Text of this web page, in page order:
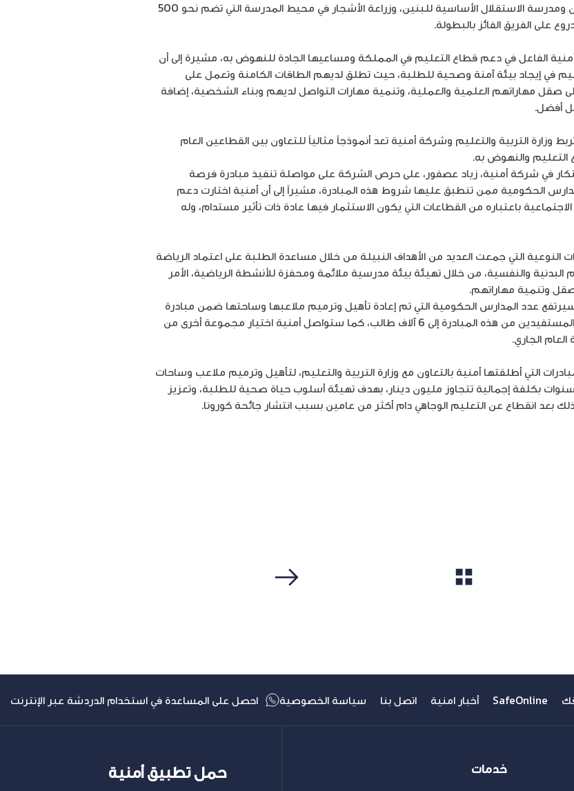
مصغرة بين معلمي مدرسة لِب الثانوية للبنين ومدرسة الاستقلال الأساسية للبنين، وزراعة الأشجار في محيط المدرسة التي تضم نحو 500
الفاعل في دعم قطاع التعليم في المملكة ومساعيها الجادة للنهوض به، مشيرة إلى أن
في إيجاد بيئة آمنة وصحية للطلبة، حيث تطلق لديهم الطاقات الكامنة وتعمل على
مهاراتهم العلمية والعملية، وتنمية مهارات التواصل لديهم وبناء الشخصية، إضافة
أفضل.
وزارة التربية والتعليم وشركة أمنية تعد أنموذجاً مثالياً للتعاون بين القطاعين العام
والنهوض به.
في شركة أمنية، زياد عصفور، على حرص الشركة على مواصلة تنفيذ مبادرة فرصة
الحكومية ممن تنطبق عليها شروط هذه المبادرة، مشيراً إلى أن أمنية اختارت دعم
باعتباره من القطاعات التي يكون الاستثمار فيها عادة ذات تأثير مستدام، وله
التي جمعت العديد من الأهداف النبيلة من خلال مساعدة الطلبة على اعتماد الرياضة
والنفسية، من خلال تهيئة بيئة مدرسية ملائمة ومحفزة للأنشطة الرياضية، الأمر
وتنمية مهاراتهم.
عدد المدارس الحكومية التي تم إعادة تأهيل وترميم ملاعبها وساحتها ضمن مبادرة
فرصة إلى 7 مدارس، ليصل عدد الطلبة الذين المستفيدين من هذه المبادرة إلى 6 آلاف طالب، كما ستواصل أمنية اختيار مجموعة أخرى من
الجاري.
التي أطلقتها أمنية بالتعاون مع وزارة التربية والتعليم، لتأهيل وترميم ملاعب وساحات
بكلفة إجمالية تتجاوز مليون دينار، بهدف تهيئة أسلوب حياة صحية للطلبة، وتعزيز
بعد انقطاع عن التعليم الوجاهي دام أكثر من عامين بسبب انتشار جائحة كورونا.
SafeOnline أخبار امنية اتصل بنا سياسة الخصوصية احصل على المساعدة في استخدام الدردشة عبر الإنترنت
خدمات حمل تطبيق أمنية